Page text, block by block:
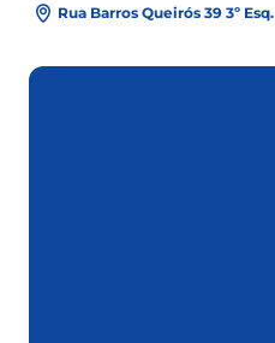
Rua Barros Queirós 39 3º Esq.